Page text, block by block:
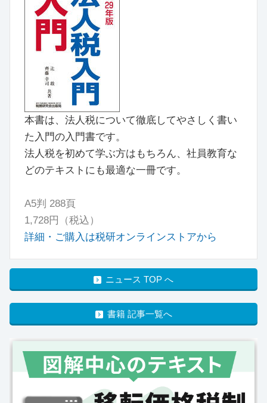
本書は、法人税について徹底してやさしく書い
た入門の入門書です。
法人税を初めて学ぶ方はもちろん、社員教育な
どのテキストにも最適な一冊です。
A5判 288頁
1,728円（税込）
詳細・ご購入は税研オンラインストアから
ニュース TOP へ
書籍 記事一覧へ